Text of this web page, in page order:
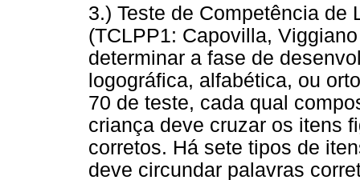
3.) Teste de Competência de
(TCLPP1: Capovilla,
determinar a fase de
logográfica, alfabética, ou
70 de teste, cada qual
criança deve cruzar os itens
corretos. Há sete tipos de
deve circundar palavras